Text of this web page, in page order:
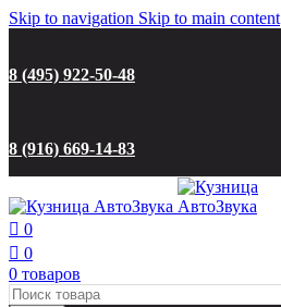
Skip to navigation Skip to main content
8 (495) 922-50-48
8 (916) 669-14-83
0
0
0 товаров